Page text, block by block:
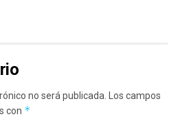
no será publicada. Los campos
con *